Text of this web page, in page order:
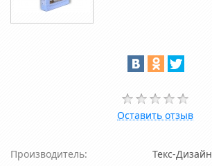
Оставить отзыв
Производитель:
Текс-Дизайн